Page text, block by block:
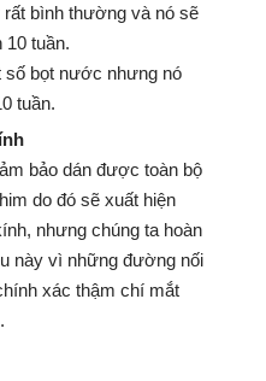
bình thường và nó sẽ
10 tuần.
số bọt nước nhưng nó
tuần.
bảo dán được toàn bộ
do đó sẽ xuất hiện
nhưng chúng ta hoàn
này vì những đường nối
xác thậm chí mắt